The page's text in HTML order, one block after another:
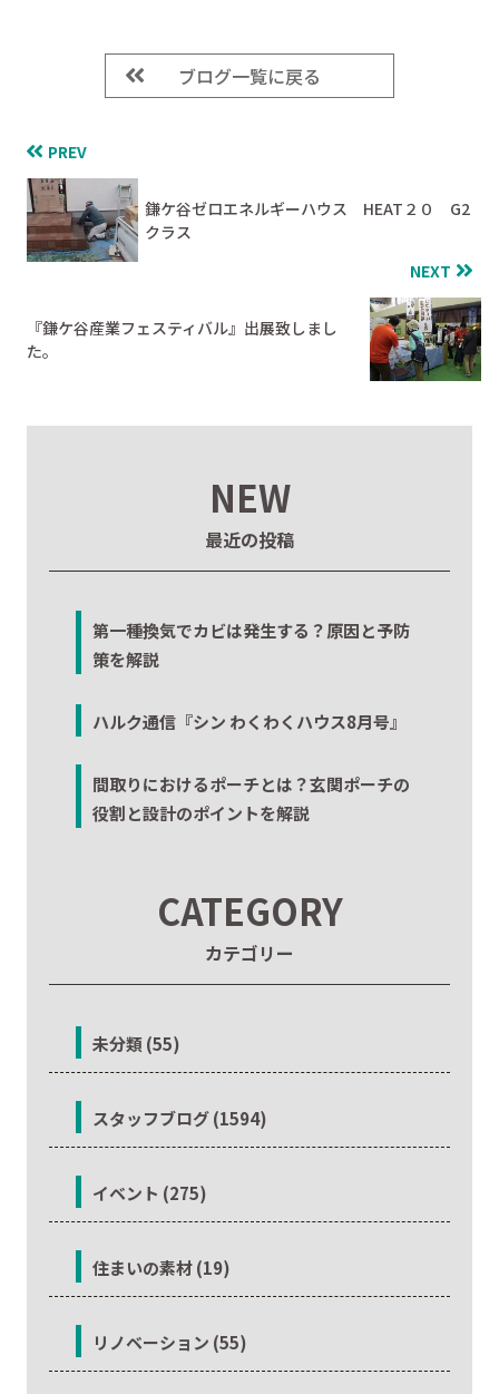
ブログ一覧に戻る
PREV
鎌ケ谷ゼロエネルギーハウス HEAT２０ G2
クラス
NEXT
『鎌ケ谷産業フェスティバル』出展致しまし
た。
NEW
最近の投稿
第一種換気でカビは発生する？原因と予防
策を解説
ハルク通信『シン わくわくハウス8月号』
間取りにおけるポーチとは？玄関ポーチの
役割と設計のポイントを解説
CATEGORY
カテゴリー
未分類 (55)
スタッフブログ (1594)
イベント (275)
住まいの素材 (19)
リノベーション (55)